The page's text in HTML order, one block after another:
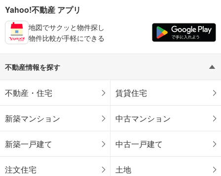
Yahoo!不動産 アプリ
地図でサクッと物件探し
物件比較が手軽にできる
不動産情報を探す
不動産・住宅 賃貸住宅
新築マンション 中古マンション
新築一戸建て 中古一戸建て
注文住宅 土地